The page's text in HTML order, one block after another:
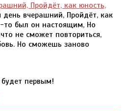
Пройдёт, как юность,
день вчерашний, Пройдёт, как
то был он настоящим, Но
не сможет повториться,
Но сможешь заново
первым!